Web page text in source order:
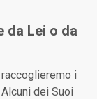
da Lei o da
i
dei Suoi